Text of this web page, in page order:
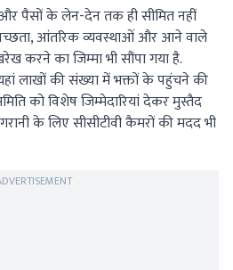
पैसों के लेन-देन तक ही सीमित नहीं
आंतरिक व्यवस्थाओं और आने वाले
करने का जिम्मा भी सौंपा गया है.
लाखों की संख्या में भक्तों के पहुंचने की
को विशेष जिम्मेदारियां देकर मुस्तैद
के लिए सीसीटीवी कैमरों की मदद भी